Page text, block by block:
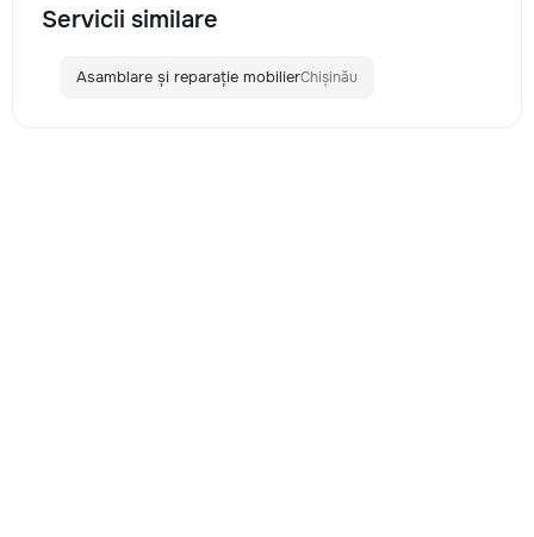
Servicii similare
Asamblare și reparație mobilierChișinău